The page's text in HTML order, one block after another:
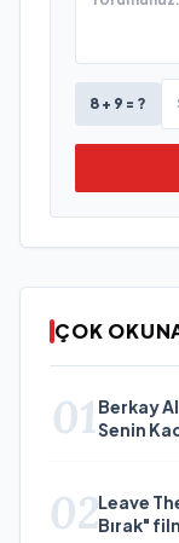
8 + 9 = ?
ÇOK
01 Berkay
Senin
02Leave The
Bırak"